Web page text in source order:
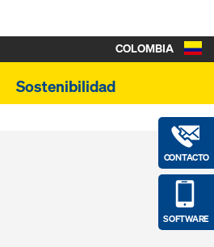
Sostenibilidad
CONTACTO
SOFTWARE
COLOMBIA